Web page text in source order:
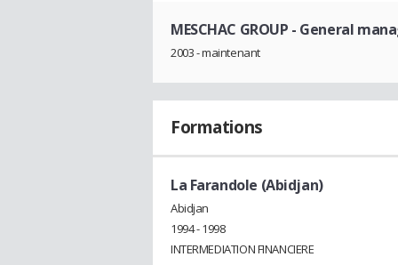
MESCHAC GROUP - General
2003 - maintenant
Formations
La Farandole (Abidjan)
Abidjan
1994 - 1998
INTERMEDIATION FINANCIERE